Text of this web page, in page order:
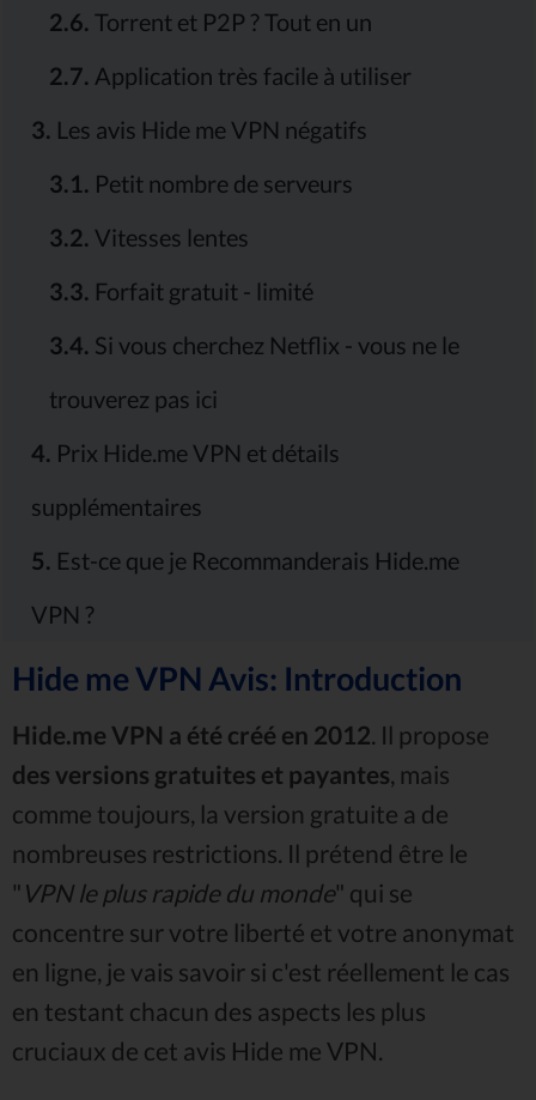
2.6. Torrent et P2P ? Tout en un
2.7. Application très facile à utiliser
3. Les avis Hide me VPN négatifs
3.1. Petit nombre de serveurs
3.2. Vitesses lentes
3.3. Forfait gratuit - limité
3.4. Si vous cherchez Netflix - vous ne le
trouverez pas ici
4. Prix ​​Hide.me VPN et détails
supplémentaires
5. Est-ce que je Recommanderais Hide.me
VPN ?
Hide me VPN Avis: Introduction
Hide.me VPN a été créé en 2012 . Il propose
des versions gratuites et payantes , mais
comme toujours, la version gratuite a de
nombreuses restrictions. Il prétend être le
" VPN le plus rapide du monde" qui se
concentre sur votre liberté et votre anonymat
en ligne, je vais savoir si c'est réellement le cas
en testant chacun des aspects les plus
cruciaux de cet avis Hide me VPN.